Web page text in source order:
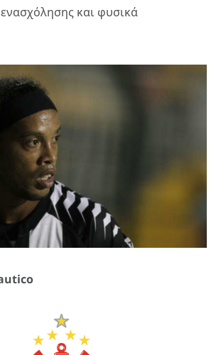
και φυσικά